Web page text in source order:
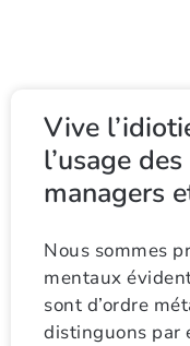
Vive
l’usage
managers
Nous sommes
mentaux
sont d’ordre
distinguons par